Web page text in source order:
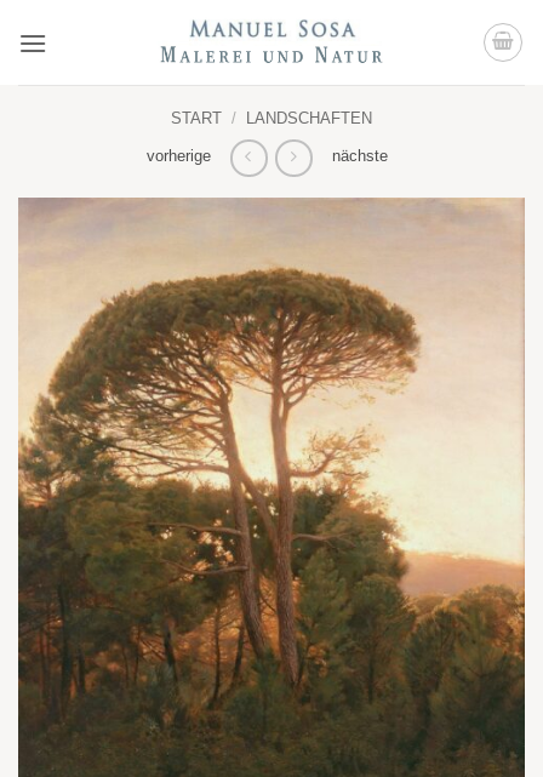
Inhalt
START / LANDSCHAFTEN
vorherige nächste